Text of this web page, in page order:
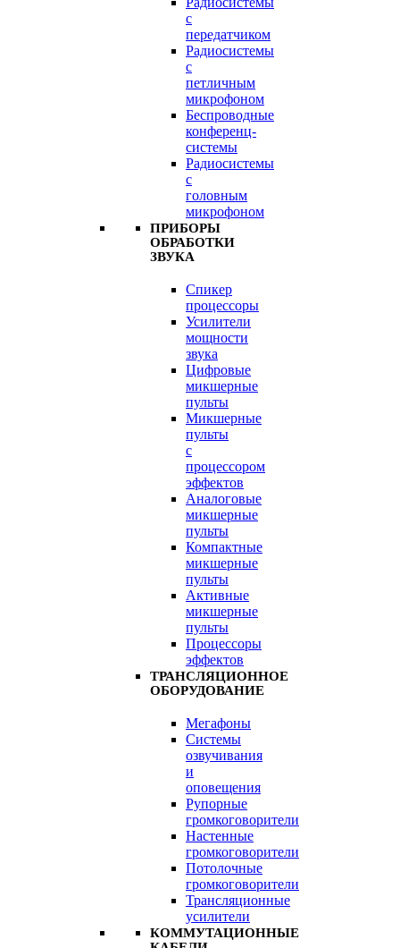
с
передатчиком
Радиосистемы
с
петличным
микрофоном
Беспроводные
конференц-
системы
Радиосистемы
с
головным
микрофоном
ПРИБОРЫ
ОБРАБОТКИ
ЗВУКА
Спикер
процессоры
Усилители
мощности
звука
Цифровые
микшерные
пульты
Микшерные
пульты
с
процессором
эффектов
Аналоговые
микшерные
пульты
Компактные
микшерные
пульты
Активные
микшерные
пульты
Процессоры
эффектов
ТРАНСЛЯЦИОННОЕ
ОБОРУДОВАНИЕ
Мегафоны
Системы
озвучивания
и
оповещения
Рупорные
громкоговорители
Настенные
громкоговорители
Потолочные
громкоговорители
Трансляционные
усилители
КОММУТАЦИОННЫЕ